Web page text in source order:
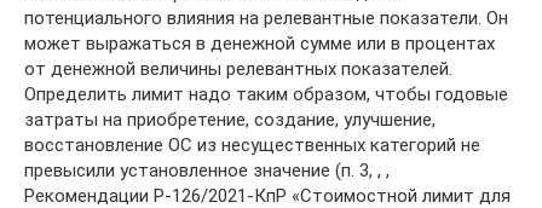
потенциального влияния на релевантные показатели. Он
может выражаться в денежной сумме или в процентах
от денежной величины релевантных показателей.
Определить лимит надо таким образом, чтобы годовые
затраты на приобретение, создание, улучшение,
восстановление ОС из несущественных категорий не
превысили установленное значение (п. 3, , ,
Рекомендации Р-126/2021-КпР «Стоимостной лимит для